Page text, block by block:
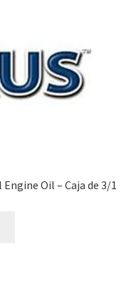
Oil – Caja de 3/1